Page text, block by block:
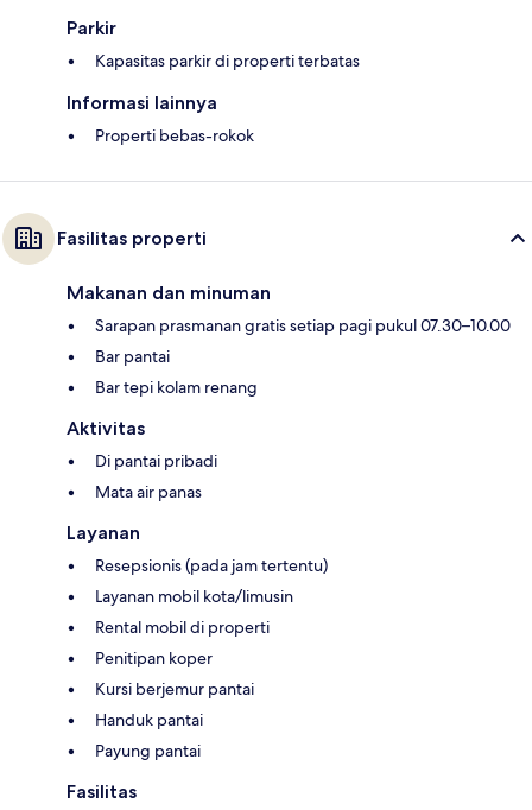
Parkir
Kapasitas parkir di properti terbatas
Informasi lainnya
Properti bebas-rokok
Fasilitas properti
Makanan dan minuman
Sarapan prasmanan gratis setiap pagi pukul 07.30–10.00
Bar pantai
Bar tepi kolam renang
Aktivitas
Di pantai pribadi
Mata air panas
Layanan
Resepsionis (pada jam tertentu)
Layanan mobil kota/limusin
Rental mobil di properti
Penitipan koper
Kursi berjemur pantai
Handuk pantai
Payung pantai
Fasilitas